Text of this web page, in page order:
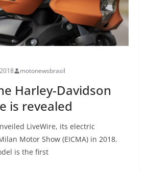
motonewsbrasil
Harley-Davidson
is revealed
LiveWire, its electric
Motor Show (EICMA) in 2018.
is the first